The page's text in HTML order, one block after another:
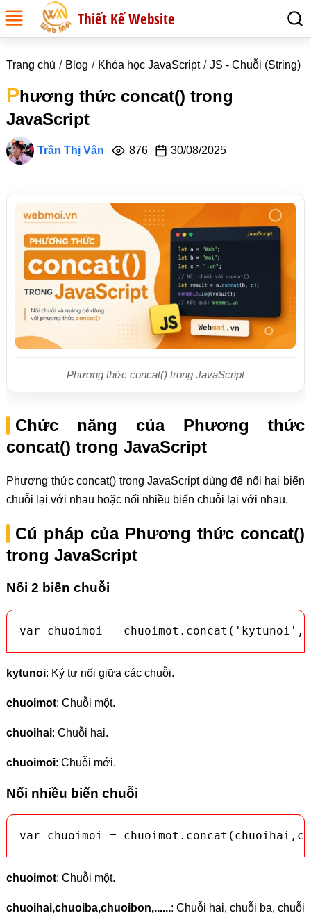
Thiết Kế Website
Trang chủ Blog Khóa học JavaScript JS - Chuỗi (String)
Phương thức concat() trong
JavaScript
Trần Thị Vân 876 30/08/2025
Phương thức concat() trong JavaScript
Chức năng của Phương thức
concat() trong JavaScript
Phương thức concat() trong JavaScript dùng để nối hai biến
chuỗi lại với nhau hoặc nối nhiều biến chuỗi lại với nhau.
Cú pháp của Phương thức concat()
trong JavaScript
Nối 2 biến chuỗi
var chuoimoi =
kytunoi: Ký tự nối giữa các chuỗi.
chuoimot: Chuỗi một.
chuoihai: Chuỗi hai.
chuoimoi: Chuỗi mới.
Nối nhiều biến chuỗi
var chuoimoi =
chuoimot: Chuỗi một.
chuoihai,chuoiba,chuoibon,......: Chuỗi hai, chuỗi ba, chuỗi